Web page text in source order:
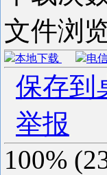
文件浏
本地下载 电
保存到
举报
100% (